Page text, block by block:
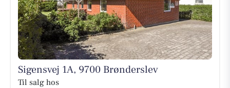
Sigensvej 1A, 9700 Brønderslev
Til salg hos